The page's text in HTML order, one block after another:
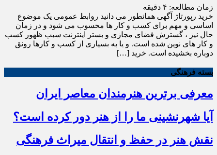
زمان مطالعه: ۴ دقیقه
خرید رپورتاژ آگهی همانطور می دانید روابط عمومی یک موضوع
اساسی و مهم برای کسب و کار ها محسوب می شود و در زمان
حال نیز ، گسترش فضای مجازی و بستر اینترنت سبب ظهور کسب
و کار های نوین شده است. و یا به بسیاری از کسب و کارها رونق
دوباره بخشیده است. خرید […]
بسته فرهنگی
معرفی برترین هنرمندان معاصر ایران
آیا شهرنشینی ما را از هنر دور کرده است؟
نقش هنر در حفظ و انتقال میراث فرهنگی